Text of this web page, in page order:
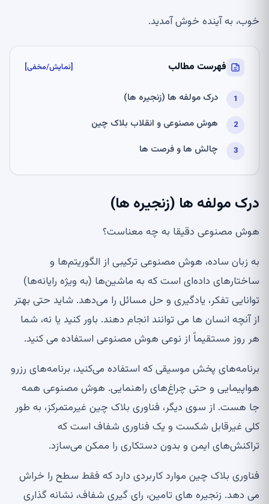
خوب، به آینده خوش آمدید.
فهرست مطالب [نمایش/مخفی]
درک مولفه ها (زنجیره ها)
هوش مصنوعی و انقلاب بلاک چین
چالش ها و فرصت ها
درک مولفه ها (زنجیره ها)
هوش مصنوعی دقیقا به چه معناست؟
به زبان ساده، هوش مصنوعی ترکیبی از الگوریتم‌ها و
ساختارهای داده‌ای است که به ماشین‌ها (به ویژه رایانه‌ها)
توانایی تفکر، یادگیری و حل مسائل را می‌دهد. شاید حتی بهتر
از آنچه انسان ها می توانند انجام دهند. باور کنید یا نه، شما
هر روز مستقیماً از نوعی هوش مصنوعی استفاده می کنید.
برنامه‌های پخش موسیقی که استفاده می‌کنید، برنامه‌های رزرو
هواپیمایی و حتی چراغ‌های راهنمایی. هوش مصنوعی همه
جا هست. از سوی دیگر، فناوری بلاک چین غیرمتمرکز، به طور
کلی غیرقابل شکست و یک فناوری شفاف است که
تراکنش‌های ایمن و بدون دستکاری را ممکن می‌سازد.
فناوری بلاک چین موارد کاربردی دارد که فقط سطح را خراش
می دهد. زنجیره های تامین، رای گیری شفاف، نشانه گذاری